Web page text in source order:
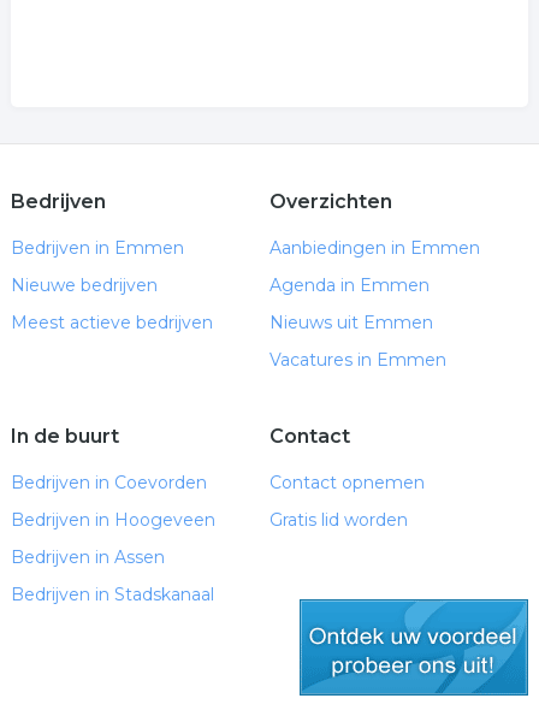
Bedrijven
Bedrijven in Emmen
Nieuwe bedrijven
Meest actieve bedrijven
Overzichten
Aanbiedingen in Emmen
Agenda in Emmen
Nieuws uit Emmen
Vacatures in Emmen
In de buurt
Bedrijven in Coevorden
Bedrijven in Hoogeveen
Bedrijven in Assen
Bedrijven in Stadskanaal
Contact
Contact opnemen
Gratis lid worden